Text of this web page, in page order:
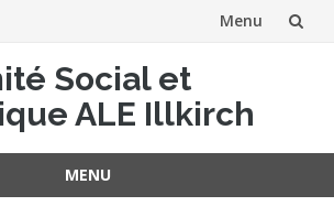
Menu
Social et
ALE Illkirch
MENU